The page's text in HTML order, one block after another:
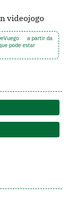
videojogo
a partir da
pode estar